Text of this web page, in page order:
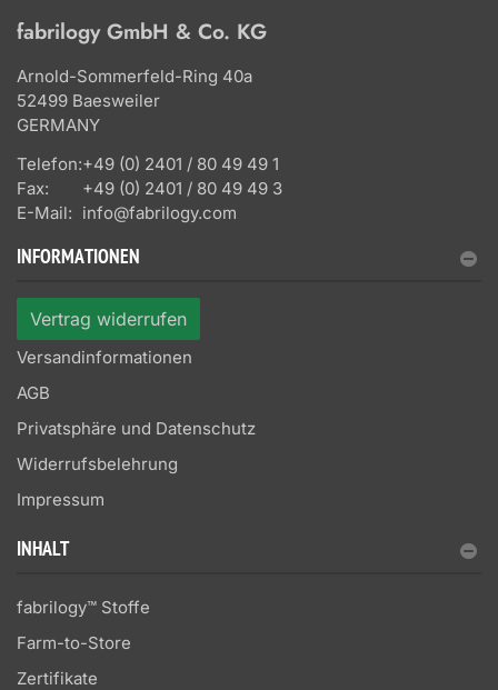
fabrilogy GmbH & Co. KG
Arnold-Sommerfeld-Ring 40a
52499 Baesweiler
GERMANY
Telefon:+49 (0) 2401 / 80 49 49 1
Fax:
+49 (0) 2401 / 80 49 49 3
E-Mail: info@fabrilogy.com
INFORMATIONEN
Vertrag widerrufen
Versandinformationen
AGB
Privatsphäre und Datenschutz
Widerrufsbelehrung
Impressum
INHALT
fabrilogy™ Stoffe
Farm-to-Store
Zertifikate